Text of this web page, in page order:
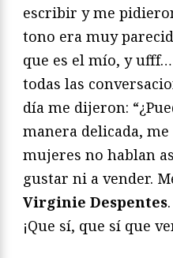
escribir y me
tono era muy
que es el mío, y
todas las
día me dijeron:
manera delicada,
mujeres no hablan
gustar ni a vender.
Virginie Despentes
¡Que sí, que sí que